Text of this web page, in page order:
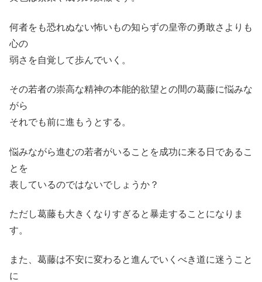
何者をも恐れぬない怖いもの知らずの皇帝の勇敢さよりも
心の
弱さを自覚して歩んでいく。
その若者の崇高な精神の本能的欲望との間の葛藤に悩みな
がら
それでも前に進もうとする。
悩みながら進むの若者がいることを成功に来る日であるこ
とを
表しているのではないでしょうか？
ただし葛藤も大きくなりすぎると暴走することになりま
す。
また、葛藤は不安に変わると進んでいくべき道に迷うこと
に